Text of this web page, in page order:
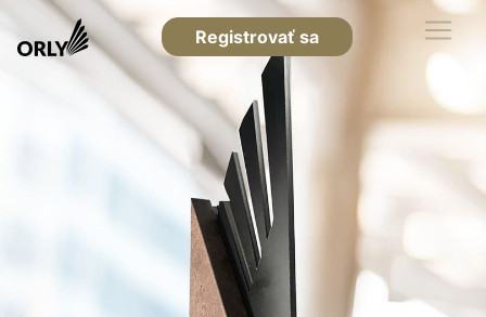
Registrovať sa